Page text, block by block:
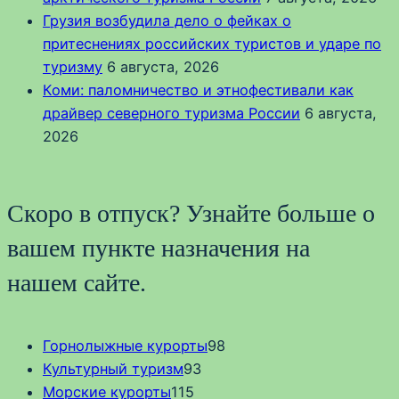
Грузия возбудила дело о фейках о
притеснениях российских туристов и ударе по
туризму 6 августа, 2026
Коми: паломничество и этнофестивали как
драйвер северного туризма России 6 августа,
2026
Скоро в отпуск? Узнайте больше о
вашем пункте назначения на
нашем сайте.
Горнолыжные курорты98
Культурный туризм93
Морские курорты115